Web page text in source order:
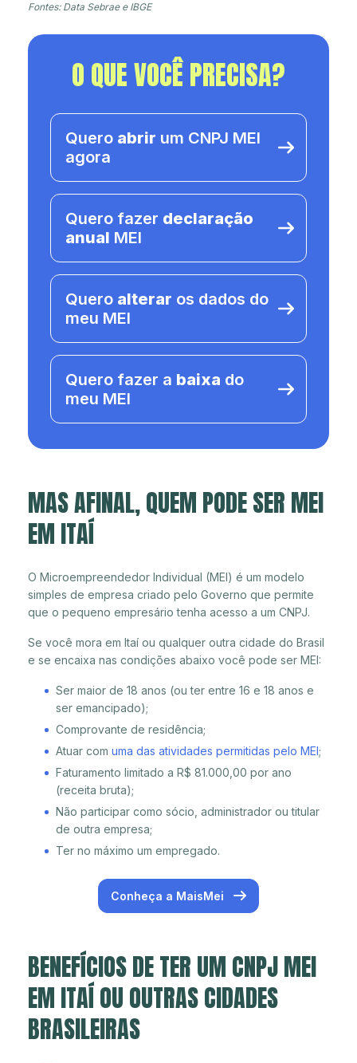
Fontes: Data Sebrae e IBGE
O QUE VOCÊ PRECISA?
Quero abrir um CNPJ MEI
agora
Quero fazer declaração
anual MEI
Quero alterar os dados do
meu MEI
Quero fazer a baixa do
meu MEI
MAS AFINAL, QUEM PODE SER MEI
EM ITAÍ
O Microempreendedor Individual (MEI) é um modelo
simples de empresa criado pelo Governo que permite
que o pequeno empresário tenha acesso a um CNPJ.
Se você mora em Itaí ou qualquer outra cidade do Brasil
e se encaixa nas condições abaixo você pode ser MEI:
Ser maior de 18 anos (ou ter entre 16 e 18 anos e
ser emancipado);
Comprovante de residência;
Atuar com uma das atividades permitidas pelo MEI;
Faturamento limitado a R$ 81.000,00 por ano
(receita bruta);
Não participar como sócio, administrador ou titular
de outra empresa;
Ter no máximo um empregado.
Conheça a MaisMei
BENEFÍCIOS DE TER UM CNPJ MEI
EM ITAÍ OU OUTRAS CIDADES
BRASILEIRAS